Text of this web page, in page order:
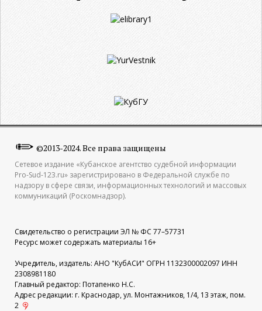
©2013-2024. Все права защищены
Сетевое издание «Кубанское агентство судебной информации
Pro-Sud-123.ru» зарегистрировано в Федеральной службе по
надзору в сфере связи, информационных технологий и массовых
коммуникаций (Роскомнадзор).
Свидетельство о регистрации ЭЛ № ФС 77–57731
Ресурс может содержать материалы 16+
Учредитель, издатель: АНО "КубАСИ" ОГРН 1132300002097 ИНН
2308981180
Главный редактор: Потапенко Н.С.
Адрес редакции: г. Краснодар, ул. Монтажников, 1/4, 13 этаж, пом.
2